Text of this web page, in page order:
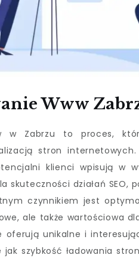
Www
w Zabrzu to proces,
stron
klienci wpisują w
skuteczności działań SEO,
czynnikiem jest
ale także wartościowa
oferują unikalne i
szybkość ładowania